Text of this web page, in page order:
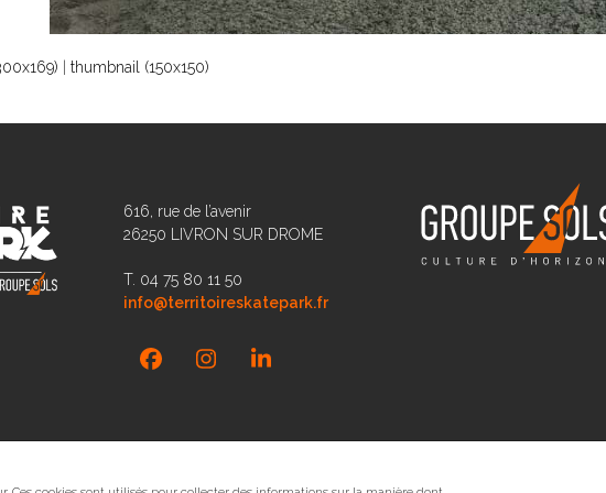
|thumbnail (150x150)
616, rue de l’avenir
26250 LIVRON SUR DROME
T. 04 75 80 11 50
info@territoireskatepark.fr
Facebook
InstagramLinkedIn